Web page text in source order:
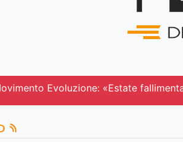
Evoluzione: «Estate